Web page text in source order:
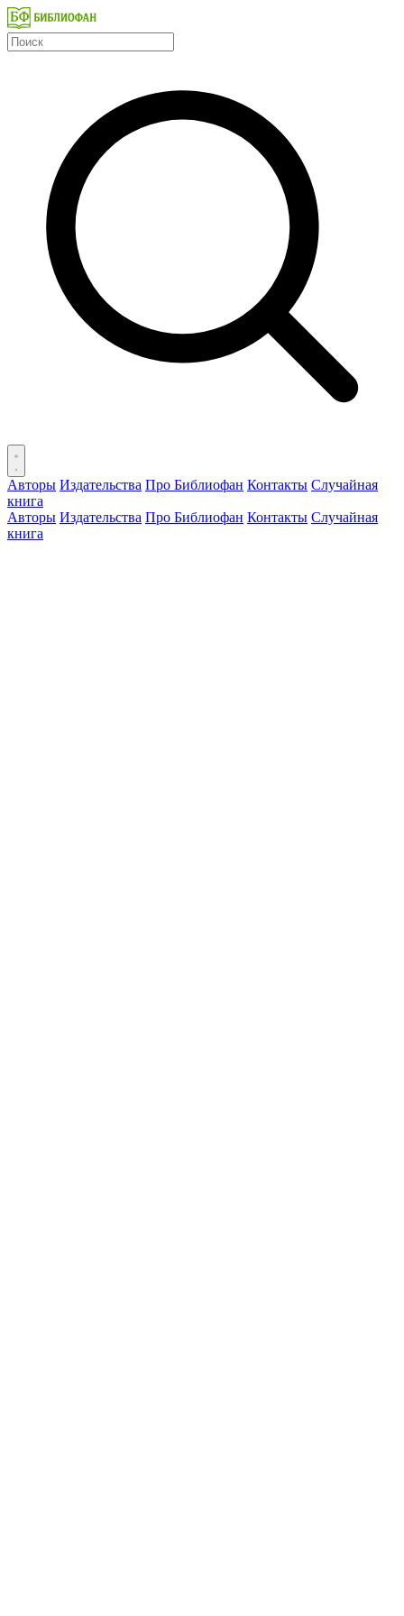
Авторы Издательства Про Библиофан Контакты Случайная
книга
Авторы Издательства Про Библиофан Контакты Случайная
книга